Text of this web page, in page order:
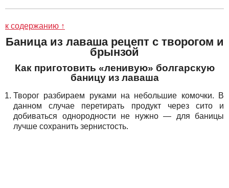
к содержанию ↑
Баница из лаваша рецепт с творогом и
брынзой
Как приготовить «ленивую» болгарскую
баницу из лаваша
Творог разбираем руками на небольшие комочки. В
данном случае перетирать продукт через сито и
добиваться однородности не нужно — для баницы
лучше сохранить зернистость.